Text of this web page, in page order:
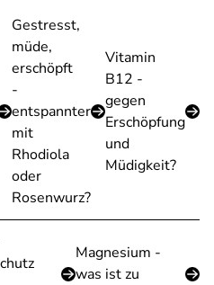
Gestresst,
müde,
erschöpft
-
entspannter
mit
Rhodiola
oder
Rosenwurz?
Vitamin
B12 -
gegen
Erschöpfung
und
Müdigkeit?
Magnesium -
was ist zu